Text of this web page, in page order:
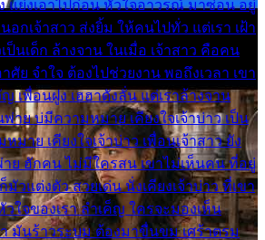
แย่งเอาไปก่อน หัวใจอาวรณ์ มาซ่อน อยู่
อกเจ้าสาว ส่งยิ้ม ให้คนไปทั่ว แต่เรา เฝ้า
ป็นเด็ก ล้างจาน ในเมื่อ เจ้าสาว คือคน
ศัย จำใจ ต้องไปช่วยงาน พอถึงเวลา เขา
เพื่อนฝูง เฮฮาดังลั่น แต่เราล้างจาน
พ่าย บ่มีความหมาย เคียงใจเจ้าบ่าว เป็น
มาย เคียงใจเจ้าบ่าว เพื่อนเจ้าสาว ยัง
ย ฮักคน ไม่มีใครสน เขาไม่เห็นคน ที่อยู่
มัวแต่งตัว สวยเด่น นั่งเคียงเจ้าบ่าว ที่เขา
วใจของเรา ลำเค็ญ ใครจะมองเห็น
มันร้าวระบม ต้องมาขื่นขม เศร้าตรม